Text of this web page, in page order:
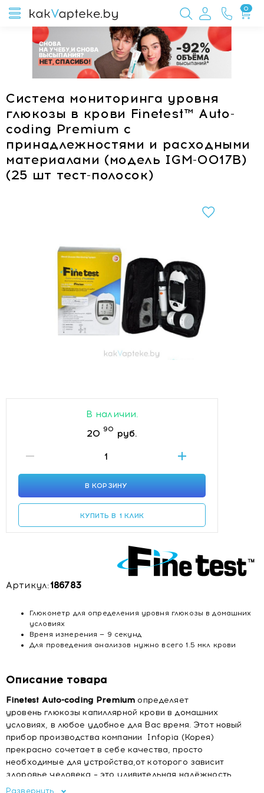
0
Система мониторинга уровня
глюкозы в крови Finetest™ Auto-
coding Premium с
принадлежностями и расходными
материалами (модель IGM-0017B)
(25 шт тест-полосок)
В наличии.
20 90 руб.
В КОРЗИНУ
КУПИТЬ В 1 КЛИК
Артикул:186783
Глюкометр для определения уровня глюкозы в домашних
условиях
Время измерения — 9 секунд
Для проведения анализов нужно всего 1.5 мкл крови
Описание товара
Finetest Auto-coding Premium определяет
уровень глюкозы капиллярной крови в домашних
условиях, в любое удобное для Вас время. Этот новый
прибор производства компании Infopia (Корея)
прекрасно сочетает в себе качества, просто
необходимые для устройства,от которого зависит
здоровье человека – это удивительная надёжность
самого аппарата и его потрясающая точность.
Развернуть